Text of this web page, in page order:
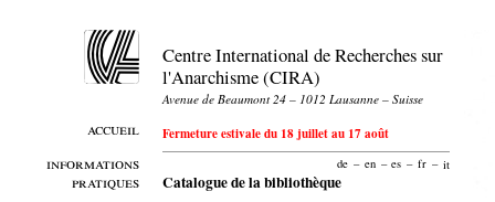
accueil
informations
pratiques
Centre International de Recherches sur
l'Anarchisme (CIRA)
Avenue de Beaumont 24 – 1012 Lausanne – Suisse
Fermeture estivale du 18 juillet au 17 août
de – en – es – fr – it
Catalogue de la bibliothèque